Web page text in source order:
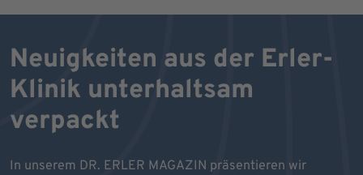
Neuigkeiten aus der Erler-
Klinik unterhaltsam
verpackt
In unserem DR. ERLER MAGAZIN präsentieren wir